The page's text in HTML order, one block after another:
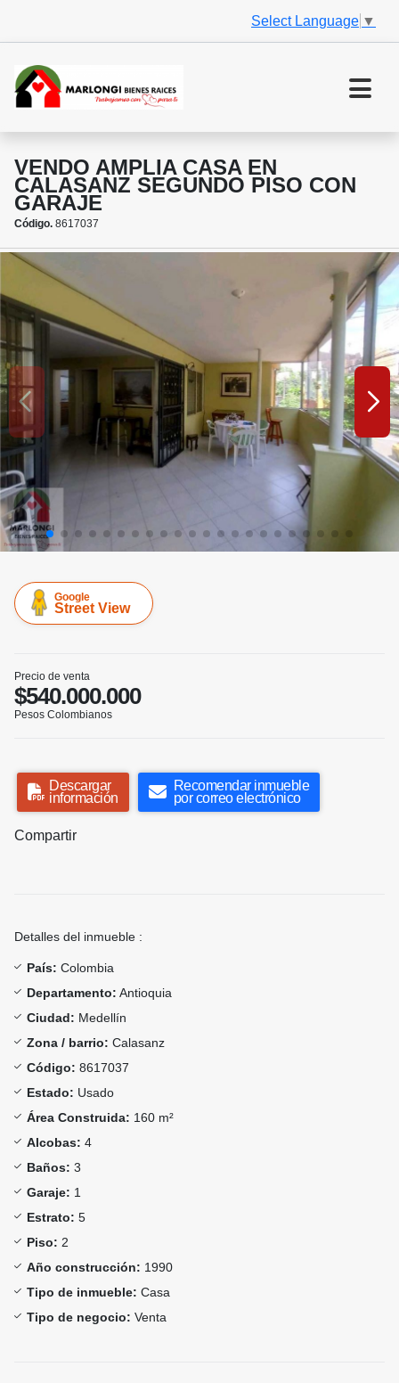
Select Language ▼
VENDO AMPLIA CASA EN
CALASANZ SEGUNDO PISO CON
GARAJE
Código. 8617037
Google
Street View
Precio de venta
$540.000.000
Pesos Colombianos
Descargar
información
Recomendar inmueble
por correo electrónico
Compartir
Detalles del inmueble :
País: Colombia
Departamento: Antioquia
Ciudad: Medellín
Zona / barrio: Calasanz
Código: 8617037
Estado: Usado
Área Construida: 160 m²
Alcobas: 4
Baños: 3
Garaje: 1
Estrato: 5
Piso: 2
Año construcción: 1990
Tipo de inmueble: Casa
Tipo de negocio: Venta